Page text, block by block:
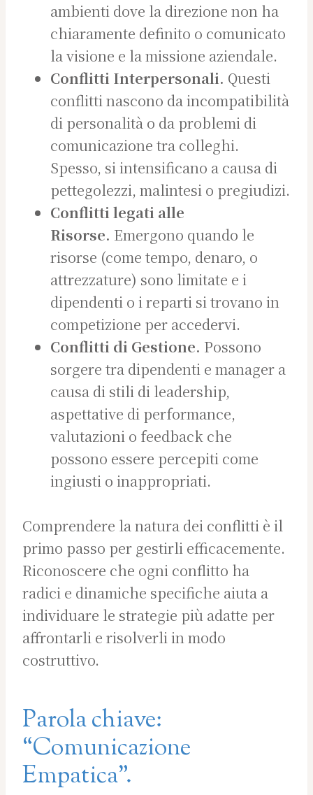
ambienti dove la direzione non ha
chiaramente definito o comunicato
la visione e la missione aziendale.
Conflitti Interpersonali. Questi
conflitti nascono da incompatibilità
di personalità o da problemi di
comunicazione tra colleghi.
Spesso, si intensificano a causa di
pettegolezzi, malintesi o pregiudizi.
Conflitti legati alle
Risorse. Emergono quando le
risorse (come tempo, denaro, o
attrezzature) sono limitate e i
dipendenti o i reparti si trovano in
competizione per accedervi.
Conflitti di Gestione. Possono
sorgere tra dipendenti e manager a
causa di stili di leadership,
aspettative di performance,
valutazioni o feedback che
possono essere percepiti come
ingiusti o inappropriati.
Comprendere la natura dei conflitti è il
primo passo per gestirli efficacemente.
Riconoscere che ogni conflitto ha
radici e dinamiche specifiche aiuta a
individuare le strategie più adatte per
affrontarli e risolverli in modo
costruttivo.
Parola chiave:
“Comunicazione
Empatica”.